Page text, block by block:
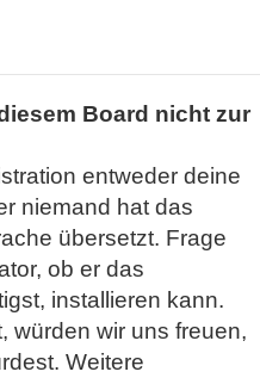
Board nicht zur
entweder deine
niemand hat das
übersetzt. Frage
ob er das
installieren kann.
würden wir uns freuen,
Weitere